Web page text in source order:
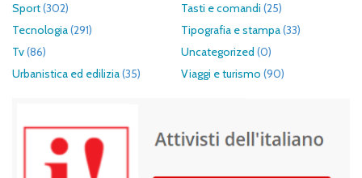
Sport(302) Tasti e comandi (25)
Tecnologia(291) Tipografia e stampa(33)
Tv(86) Uncategorized (0)
Urbanistica ed edilizia(35) Viaggi e turismo (90)